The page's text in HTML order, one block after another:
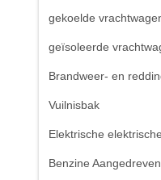
gekoelde
geïsoleerde
Brandweer- en
Vuilnisbak
Elektrische
Benzine